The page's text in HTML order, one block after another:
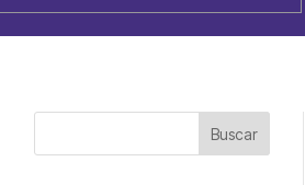
Buscar